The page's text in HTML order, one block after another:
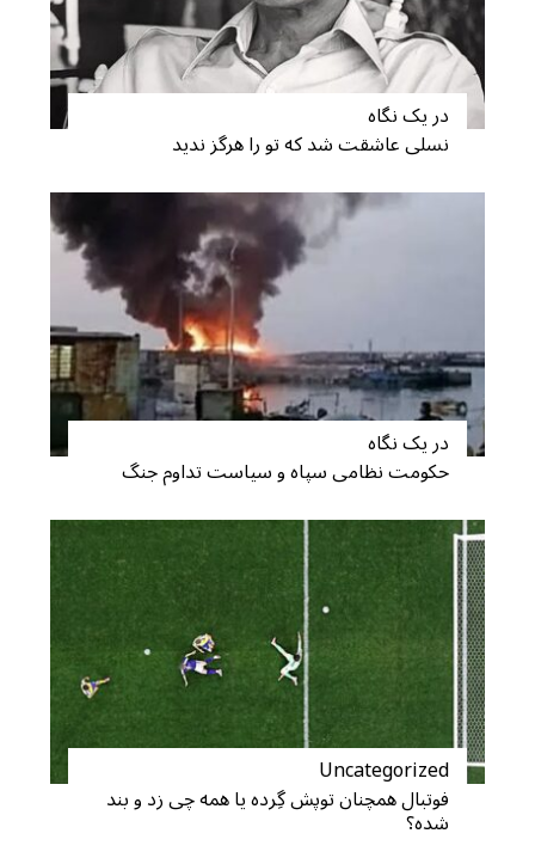
در یک نگاه
نسلی عاشقت شد که تو را هرگز ندید
در یک نگاه
حکومت نظامی سپاه و سیاست تداوم جنگ
Uncategorized
فوتبال همچنان توپش گِرده یا همه چی زد و بند
شده؟